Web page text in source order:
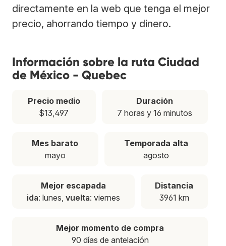
directamente en la web que tenga el mejor
precio, ahorrando tiempo y dinero.
Información sobre la ruta Ciudad
de México - Quebec
Precio medio
$13,497
Duración
7 horas y 16 minutos
Mes barato
mayo
Temporada alta
agosto
Mejor escapada
ida: lunes, vuelta: viernes
Distancia
3961 km
Mejor momento de compra
90 días de antelación